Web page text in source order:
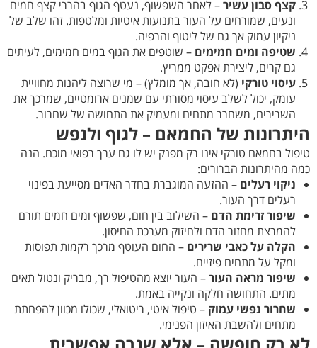
קצף סבון עשיר– לאחר השפשוף, נעטף הגוף בהררי קצף חמים
ונעים, שמורחים על העור בתנועות איטיות ומלטפות. זהו שלב של
ניקיון עמוק אך גם של ליטוף והרפיה.
שטיפה ומים חמימים – שוטפים את הגוף במים חמימים, לעיתים
גם קרים, ליצירת אפקט ממריץ.
עיסוי טורקי (לא חובה, אך מומלץ) – מי שרוצה ליהנות מחוויית
עומק, יכול לשלב עיסוי מסורתי עם שמנים ארומטיים, שמרכך את
השרירים, משחרר מתחים ומעמיק את התחושה של שחרור.
היתרונות של החמאם – לגוף ולנפש
טיפול בחמאם טורקי אינו רק מפנק יש לו גם ערך רפואי מוכח. הנה
כמה מהיתרונות הברורים:
ניקוי רעלים – ההזעה המוגברת בחדר האדים מסייעת בפינוי
רעלים דרך העור.
שיפור זרימת הדם – השילוב בין חום, שפשוף ומים חמים תורם
להמרצת מחזור הדם ולחיזוק מערכת החיסון.
הקלה על כאבי שרירים – החום העוטף מרכך רקמות תפוסות
ומקל על מתחים פיזיים.
שיפור מראה העור– העור יוצא מהטיפול רך, מבריק ונטול תאים
מתים. התחושה חלקה ונקייה באמת.
שחרור נפשי עמוק – טיפול איטי, ריטואלי, שכולו מכוון להפחתת
מתחים ולהשבת האיזון הפנימי.